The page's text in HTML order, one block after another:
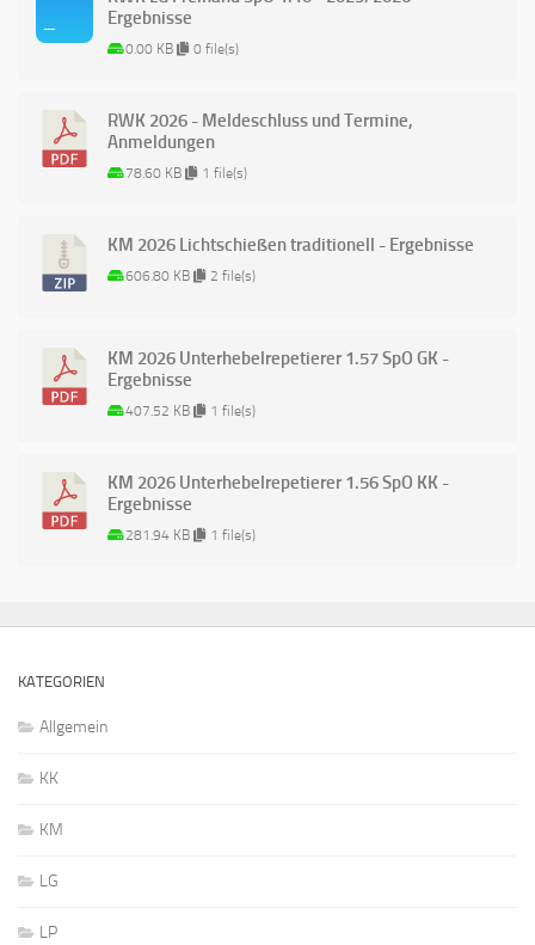
Ergebnisse
0.00 KB 0 file(s)
RWK 2026 - Meldeschluss und Termine,
Anmeldungen
78.60 KB 1 file(s)
KM 2026 Lichtschießen traditionell - Ergebnisse
606.80 KB 2 file(s)
KM 2026 Unterhebelrepetierer 1.57 SpO GK -
Ergebnisse
407.52 KB 1 file(s)
KM 2026 Unterhebelrepetierer 1.56 SpO KK -
Ergebnisse
281.94 KB 1 file(s)
KATEGORIEN
Allgemein
KK
KM
LG
LP